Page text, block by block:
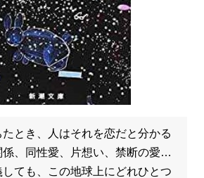
とき、人はそれを恋だと分かる
係、同性愛、片想い、禁断の愛…
ても、この地球上にどれひとつ